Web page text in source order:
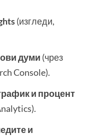
(изгледи,
думи (чрез
Console).
и процент
и